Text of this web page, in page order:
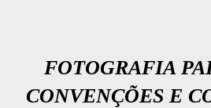
FOTOGRAFIA
CONVENÇÕES E